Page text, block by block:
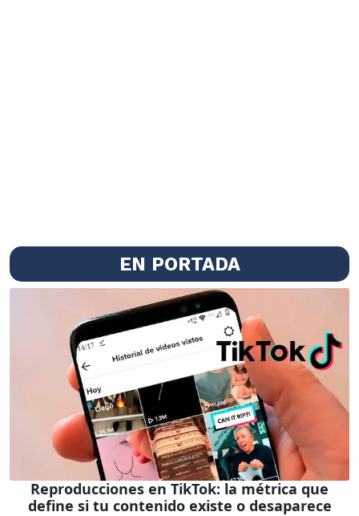
EN PORTADA
Reproducciones en TikTok: la métrica que
define si tu contenido existe o desaparece